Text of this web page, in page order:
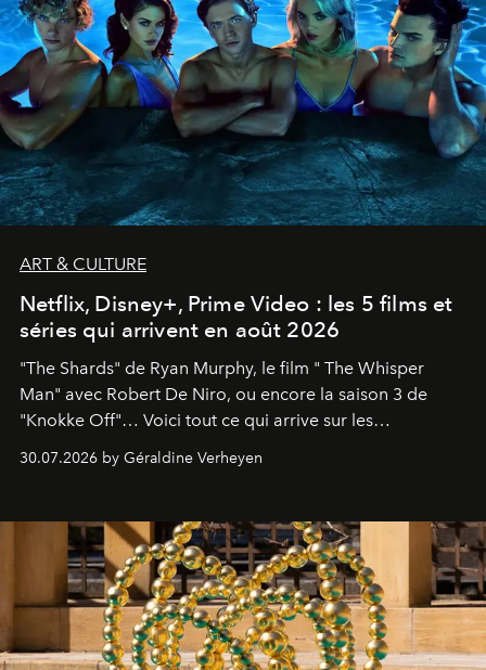
ART & CULTURE
Netflix, Disney+, Prime Video : les 5 films et
séries qui arrivent en août 2026
"The Shards" de Ryan Murphy, le film " The Whisper
Man" avec Robert De Niro, ou encore la saison 3 de
"Knokke Off"… Voici tout ce qui arrive sur les
plateformes de streaming en août 2026.
30.07.2026 by Géraldine Verheyen